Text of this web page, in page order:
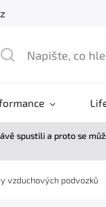
spustili a proto se
vzduchových podvozků